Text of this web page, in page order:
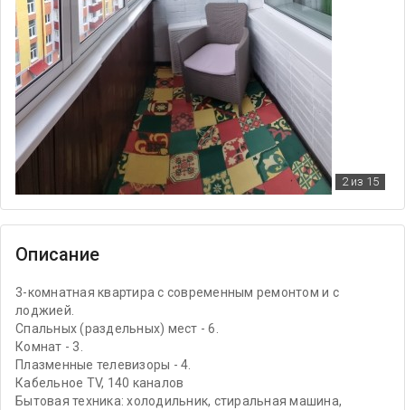
2из 15
Описание
3-комнатная квартира с современным ремонтом и с
лоджией.
Спальных (раздельных) мест - 6.
Комнат - 3.
Плазменные телевизоры - 4.
Кабельное TV, 140 каналов
Бытовая техника: холодильник, стиральная машина,